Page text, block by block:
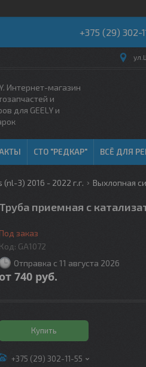
+375 (29) 302-
Интернет-магазин
и
для GEELY и
СТО "РЕДКАР" ВСЁ ДЛЯ
3) 2016 - 2022 г.г. Выхлопная
Труба приемная с
заказ
Код: GA1072
Отправка с 11 августа 2026
от 740 руб.
Купить
+375 (29) 302-11-55